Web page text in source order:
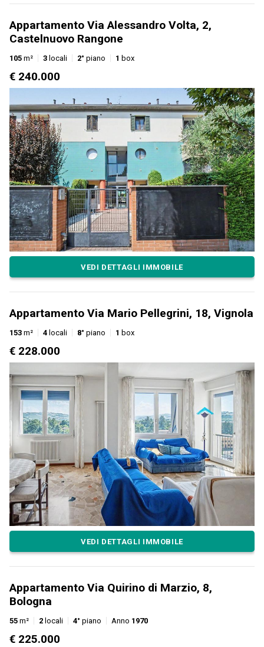
Appartamento Via Alessandro Volta, 2,
Castelnuovo Rangone
105 m² 3 locali 2° piano 1 box
€ 240.000
VEDI DETTAGLI IMMOBILE
Appartamento Via Mario Pellegrini, 18, Vignola
153 m² 4 locali 8° piano 1 box
€ 228.000
VEDI DETTAGLI IMMOBILE
Appartamento Via Quirino di Marzio, 8,
Bologna
55 m² 2 locali 4° piano Anno 1970
€ 225.000